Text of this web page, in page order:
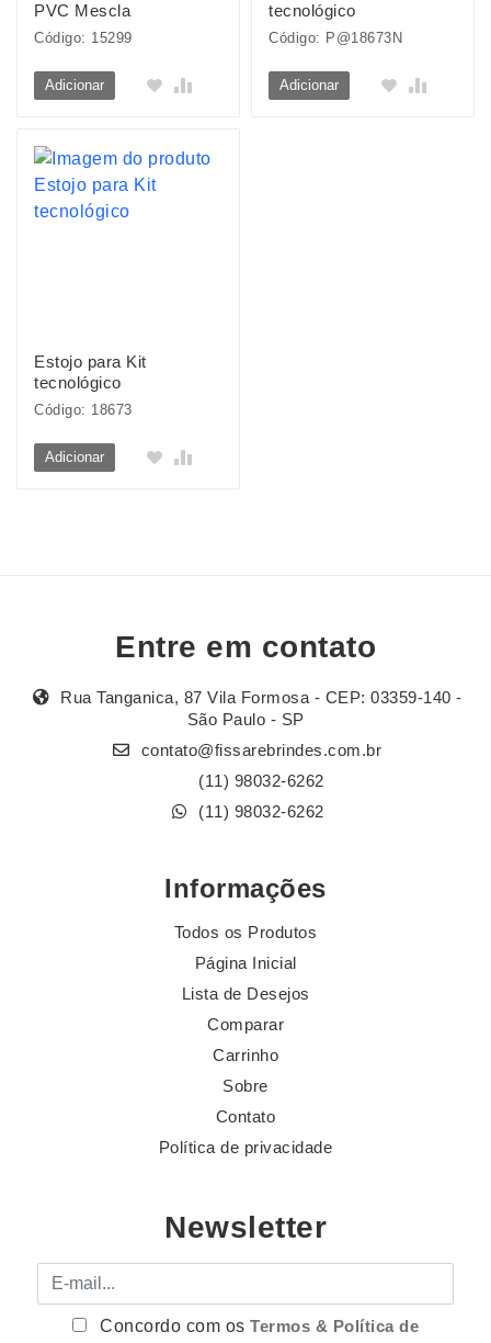
PVC Mescla
Código: 15299
Adicionar
tecnológico
Código: P@18673N
Adicionar
Estojo para Kit
tecnológico
Código: 18673
Adicionar
Entre em contato
Rua Tanganica, 87 Vila Formosa - CEP: 03359-140 -
São Paulo - SP
contato@fissarebrindes.com.br
(11) 98032-6262
(11) 98032-6262
Informações
Todos os Produtos
Página Inicial
Lista de Desejos
Comparar
Carrinho
Sobre
Contato
Política de privacidade
Newsletter
E-mail
Concordo com osTermos & Política de